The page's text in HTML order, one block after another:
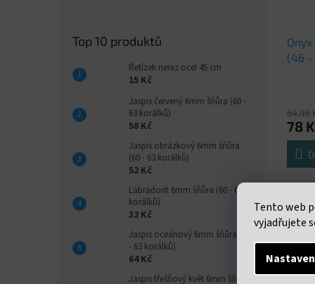
Tento web
vyjadřujete
Top 10 produktů
Řetízek nerez ocel 45 cm
15 Kč
Jaspis červený 6mm šňůra (60 -
63 korálků)
58 Kč
Jaspis obrázkový 6mm šňůra
(60 - 63 korálků)
52 Kč
Labradorit 6mm šňůra (60 - 63
korálků)
32 Kč
Jaspis oceánový 6mm šňůra (60
- 63 korálků)
64 Kč
Jaspis třešňový květ 6mm šňůra
(46 -
64,46
78